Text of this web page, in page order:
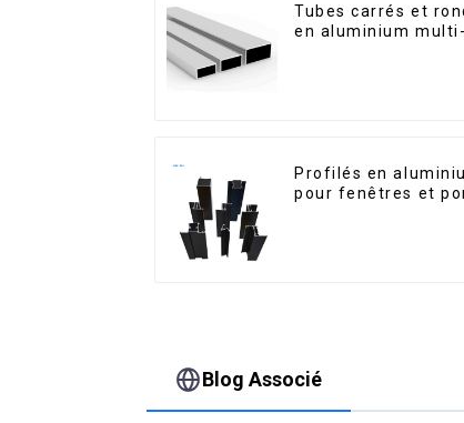
Tubes carrés et
en aluminium multi-
Profilés en
pour fenêtres et
Blog Associé